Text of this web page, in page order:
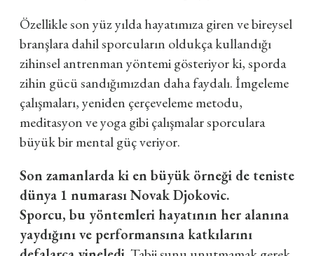
Özellikle son yüz yılda hayatımıza giren ve bireysel
branşlara dahil sporcuların oldukça kullandığı
zihinsel antrenman yöntemi gösteriyor ki, sporda
zihin gücü sandığımızdan daha faydalı. İmgeleme
çalışmaları, yeniden çerçeveleme metodu,
meditasyon ve yoga gibi çalışmalar sporculara
büyük bir mental güç veriyor.
Son zamanlarda ki en büyük örneği de teniste
dünya 1 numarası Novak Djokovic.
Sporcu, bu yöntemleri hayatının her alanına
yaydığını ve performansına katkılarını